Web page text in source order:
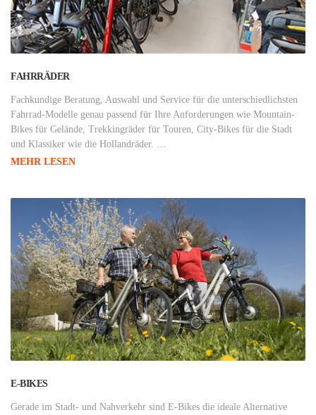
FAHRRÄDER
Fachkundige Beratung, Auswahl und Service für die unterschiedlichsten
Fahrrad-Modelle genau passend für Ihre Anforderungen wie Mountain-
Bikes für Gelände, Trekkingräder für Touren, City-Bikes für die Stadt
und Klassiker wie die Hollandräder. …
MEHR LESEN
E-BIKES
Gerade im Stadt- und Nahverkehr sind E-Bikes die ideale Alternative